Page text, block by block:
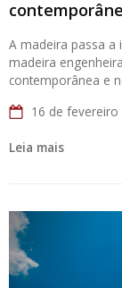
A madeira passa a
madeira
contemporânea e
16 de fevereiro
Leia mais